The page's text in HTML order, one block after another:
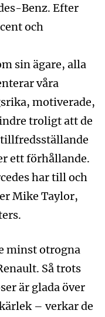
Benz. Efter
och
sin ägare, alla
våra
motiverade,
troligt att de
ett förhållande.
har till och
Mike Taylor,
minst otrogna
Så trots
är glada över
– verkar de